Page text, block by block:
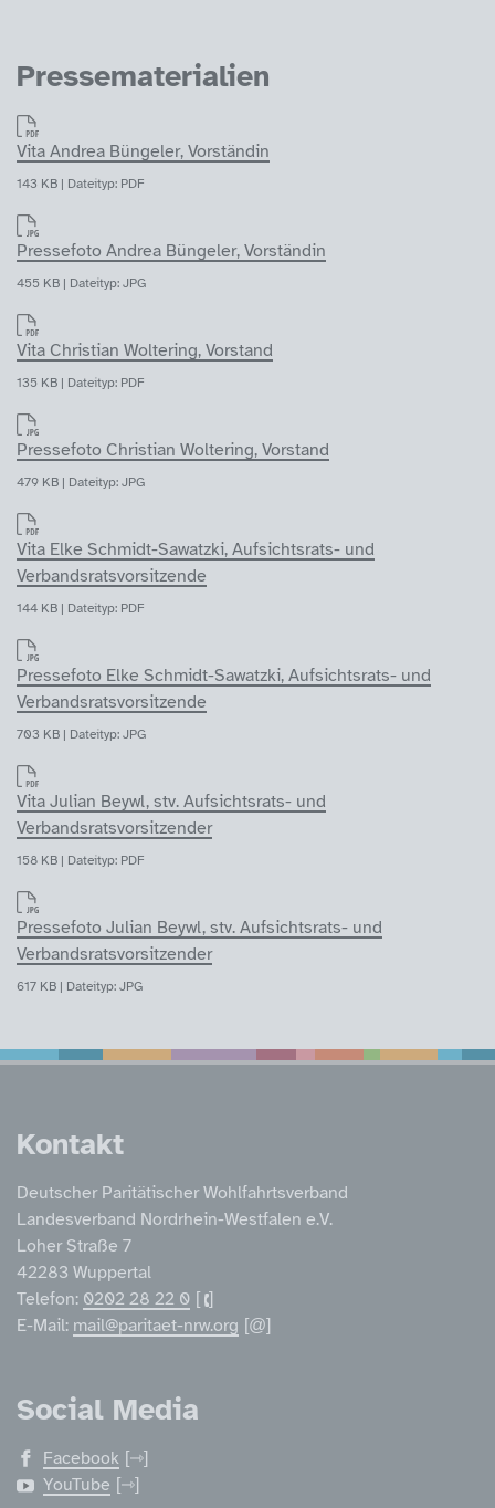
Pressematerialien
Vita Andrea Büngeler, Vorständin
143 KB | Dateityp: PDF
Pressefoto Andrea Büngeler, Vorständin
455 KB | Dateityp: JPG
Vita Christian Woltering, Vorstand
135 KB | Dateityp: PDF
Pressefoto Christian Woltering, Vorstand
479 KB | Dateityp: JPG
Vita Elke Schmidt-Sawatzki, Aufsichtsrats- und
Verbandsratsvorsitzende
144 KB | Dateityp: PDF
Pressefoto Elke Schmidt-Sawatzki, Aufsichtsrats- und
Verbandsratsvorsitzende
703 KB | Dateityp: JPG
Vita Julian Beywl, stv. Aufsichtsrats- und
Verbandsratsvorsitzender
158 KB | Dateityp: PDF
Pressefoto Julian Beywl, stv. Aufsichtsrats- und
Verbandsratsvorsitzender
617 KB | Dateityp: JPG
Service
Kontakt
Deutscher Paritätischer Wohlfahrtsverband
Landesverband Nordrhein-Westfalen e.V.
Loher Straße 7
42283 Wuppertal
Telefon: 0202 28 22 0
E-Mail: mail@paritaet-nrw.org
Social Media
Facebook
YouTube